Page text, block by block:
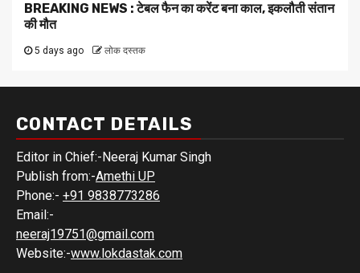
BREAKING NEWS : टेबल फैन का करेंट बना काल, इकलौती संतान
की मौत
5 days ago लोक दस्तक
CONTACT DETAILS
Editor in Chief:-Neeraj Kumar Singh
Publish from:-Amethi UP
Phone:- +91 9838773286
Email:-
neeraj19751@gmail.com
Website:-www.lokdastak.com